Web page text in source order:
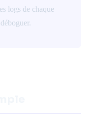
logs de chaque